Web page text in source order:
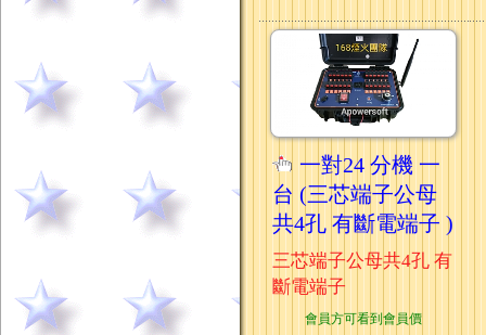
一對24 分機 一
台 (三芯端子公母
共4孔 有斷電端子 )
三芯端子公母共4孔 有
斷電端子
會員方可看到會員價